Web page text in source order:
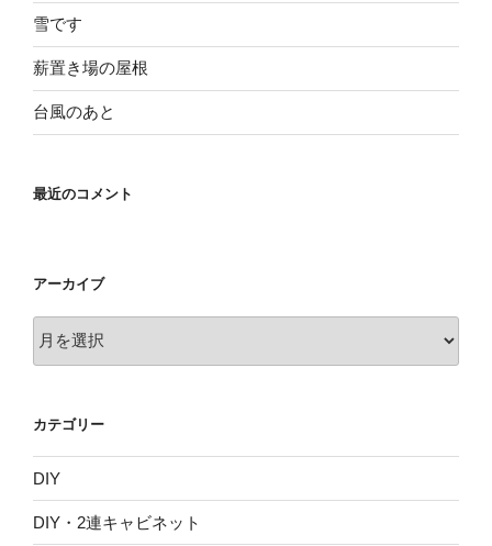
雪です
薪置き場の屋根
台風のあと
最近のコメント
アーカイブ
ー
ブ
カテゴリー
DIY
DIY・2連キャビネット